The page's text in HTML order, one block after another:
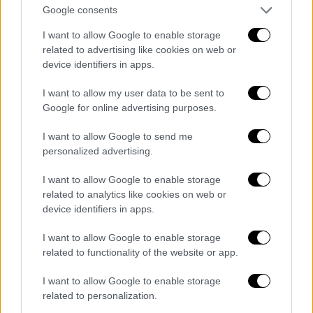
Google consents
I want to allow Google to enable storage
related to advertising like cookies on web or
device identifiers in apps.
I want to allow my user data to be sent to
Google for online advertising purposes.
I want to allow Google to send me
personalized advertising.
I want to allow Google to enable storage
related to analytics like cookies on web or
device identifiers in apps.
I want to allow Google to enable storage
related to functionality of the website or app.
I want to allow Google to enable storage
related to personalization.
Επόμενη ενότητα της ανασκόπησης είναι ο
τομέας της υγείας. Αυτήν την εβδομάδα
εγκαινιάσαμε το ανακαινισμένο Νοσοκομείο
Παίδων Πεντέλης, ένα έργο που αλλάζει
ουσιαστικά την καθημερινότητα μικρών
ασθενών, των οικογενειών τους και των
παραπάνω από μια ανακαίνιση ενός κτηρίου,
καθώς σε αυτήν περιλαμβάνονται
παρεμβάσεις και στον αύλειο χώρο,
υποδομές για άτομα με αναπηρία και πολλές
ακόμη παροχές που συμβάλλουν σε μια
ριζική αναβάθμιση των παρεχόμενων
υπηρεσιών υγείας. Η νέα αυτή ανακαίνιση
αναβάθμισης των υποδομών του ΕΣΥ που
συντελείται από την ίδρυσή του και